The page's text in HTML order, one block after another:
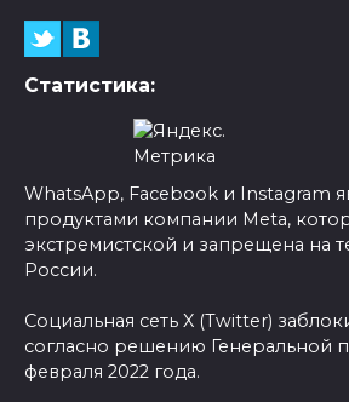
Статистика:
WhatsApp, Facebook и Instagram
продуктами компании Meta,
экстремистской и запрещена на
России.
Социальная сеть X (Twitter)
согласно решению Генеральной
февраля 2022 года.